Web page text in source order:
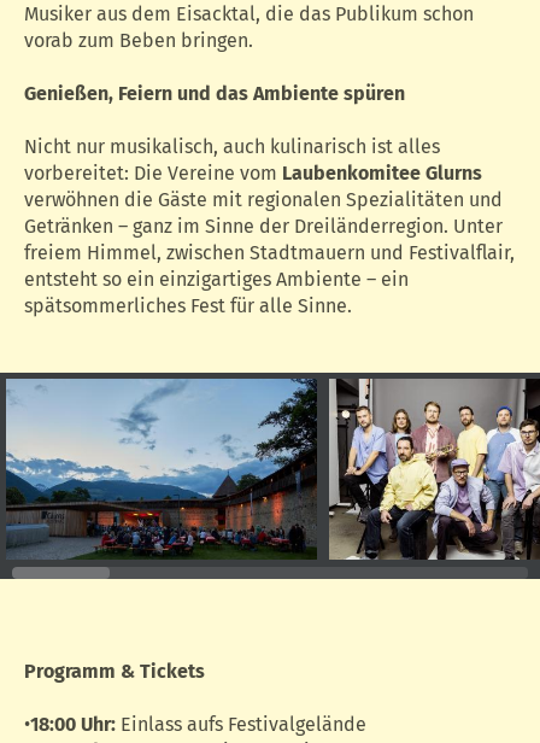
Musiker aus dem Eisacktal, die das Publikum schon
vorab zum Beben bringen.
Genießen, Feiern und das Ambiente spüren
Nicht nur musikalisch, auch kulinarisch ist alles
vorbereitet: Die Vereine vom Laubenkomitee Glurns
verwöhnen die Gäste mit regionalen Spezialitäten und
Getränken – ganz im Sinne der Dreiländerregion. Unter
freiem Himmel, zwischen Stadtmauern und Festivalflair,
entsteht so ein einzigartiges Ambiente – ein
spätsommerliches Fest für alle Sinne.
Programm & Tickets
•18:00 Uhr: Einlass aufs Festivalgelände